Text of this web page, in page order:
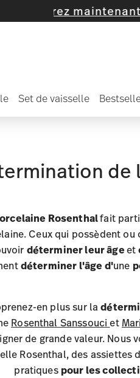
Set de vaisselle
de
Rosenthalfait
Ceux qui possèdent
déterminer leur âgeet
déterminer l'âge d'une
en plus sur la
Rosenthal Sanssouciet
de grande valeur. Nous
Rosenthal, des assiettes
pratiques pour les